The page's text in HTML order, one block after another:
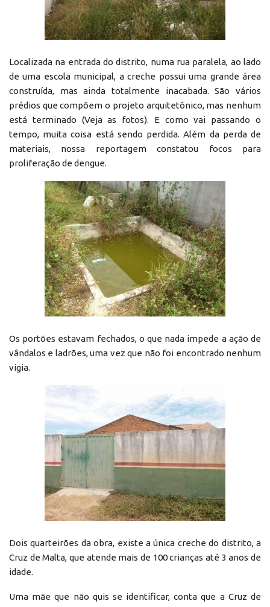
Localizada na entrada do distrito, numa rua paralela, ao lado
de uma escola municipal, a creche possui uma grande área
construída, mas ainda totalmente inacabada. São vários
prédios que compõem o projeto arquitetônico, mas nenhum
está terminado (Veja as fotos). E como vai passando o
tempo, muita coisa está sendo perdida. Além da perda de
materiais, nossa reportagem constatou focos para
proliferação de dengue.
Os portões estavam fechados, o que nada impede a ação de
vândalos e ladrões, uma vez que não foi encontrado nenhum
vigia.
Dois quarteirões da obra, existe a única creche do distrito, a
Cruz de Malta, que atende mais de 100 crianças até 3 anos de
idade.
Uma mãe que não quis se identificar, conta que a Cruz de